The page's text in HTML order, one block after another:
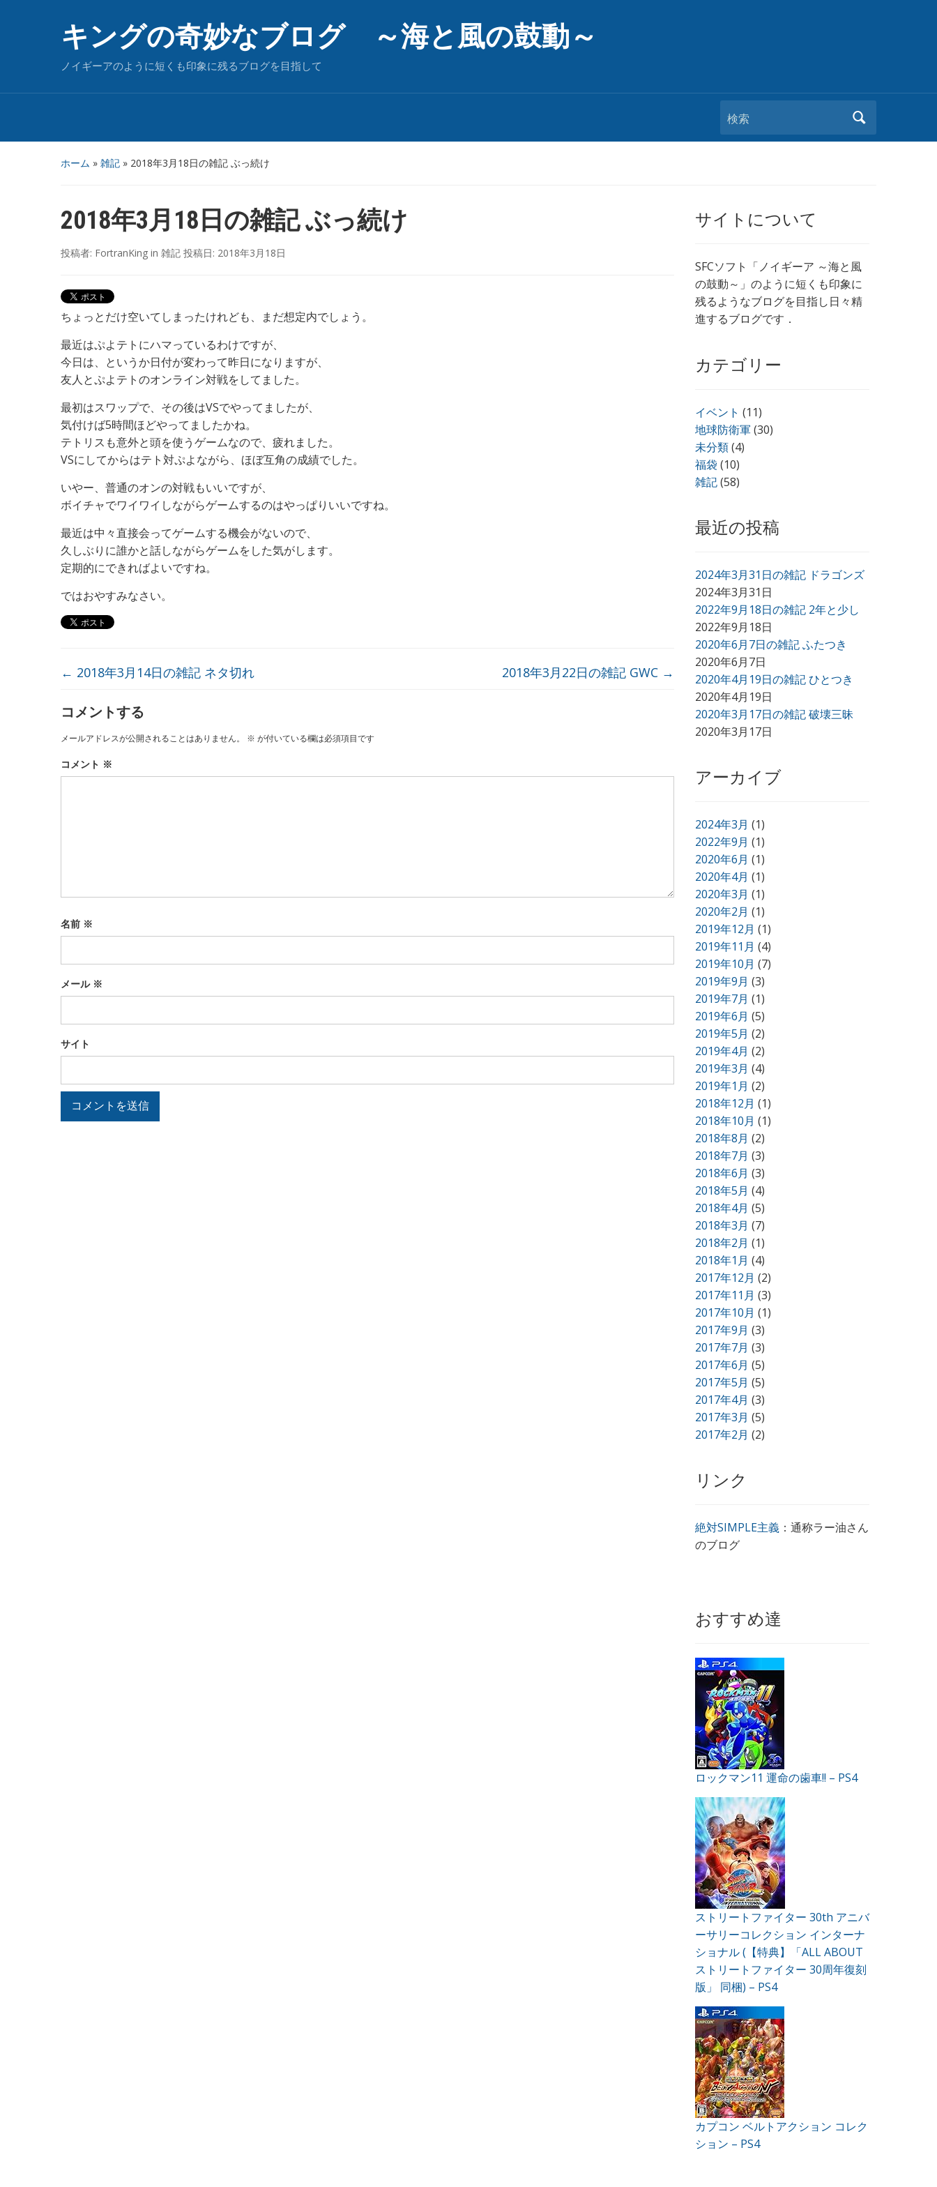
キングの奇妙なブログ ～海と風の鼓動～
ノイギーアのように短くも印象に残るブログを目指して
検索
ホーム » 雑記 » 2018年3月18日の雑記 ぶっ続け
2018年3月18日の雑記 ぶっ続け
投稿者: FortranKing in 雑記 投稿日: 2018年3月18日
ちょっとだけ空いてしまったけれども、まだ想定内でしょう。
最近はぷよテトにハマっているわけですが、
今日は、というか日付が変わって昨日になりますが、
友人とぷよテトのオンライン対戦をしてました。
最初はスワップで、その後はVSでやってましたが、
気付けば5時間ほどやってましたかね。
テトリスも意外と頭を使うゲームなので、疲れました。
VSにしてからはテト対ぷよながら、ほぼ互角の成績でした。
いやー、普通のオンの対戦もいいですが、
ボイチャでワイワイしながらゲームするのはやっぱりいいですね。
最近は中々直接会ってゲームする機会がないので、
久しぶりに誰かと話しながらゲームをした気がします。
定期的にできればよいですね。
ではおやすみなさい。
← 2018年3月14日の雑記 ネタ切れ 2018年3月22日の雑記 GWC →
コメントする
メールアドレスが公開されることはありません。 ※ が付いている欄は必須項目です
コメント ※
名前 ※
メール ※
サイト
サイトについて
SFCソフト「ノイギーア ～海と風
の鼓動～」のように短くも印象に
残るようなブログを目指し日々精
進するブログです．
カテゴリー
イベント (11)
地球防衛軍(30)
未分類(4)
福袋 (10)
雑記(58)
最近の投稿
2024年3月31日の雑記 ドラゴンズ
2024年3月31日
2022年9月18日の雑記 2年と少し
2022年9月18日
2020年6月7日の雑記 ふたつき
2020年6月7日
2020年4月19日の雑記 ひとつき
2020年4月19日
2020年3月17日の雑記 破壊三昧
2020年3月17日
アーカイブ
2024年3月 (1)
2022年9月 (1)
2020年6月 (1)
2020年4月 (1)
2020年3月 (1)
2020年2月 (1)
2019年12月 (1)
2019年11月 (4)
2019年10月 (7)
2019年9月 (3)
2019年7月 (1)
2019年6月 (5)
2019年5月 (2)
2019年4月 (2)
2019年3月 (4)
2019年1月 (2)
2018年12月 (1)
2018年10月 (1)
2018年8月 (2)
2018年7月 (3)
2018年6月 (3)
2018年5月 (4)
2018年4月 (5)
2018年3月 (7)
2018年2月 (1)
2018年1月 (4)
2017年12月 (2)
2017年11月 (3)
2017年10月 (1)
2017年9月 (3)
2017年7月 (3)
2017年6月 (5)
2017年5月 (5)
2017年4月 (3)
2017年3月 (5)
2017年2月 (2)
リンク
絶対SIMPLE主義 ：通称ラー油さん
のブログ
おすすめ達
ロックマン11 運命の歯車!! – PS4
ストリートファイター 30th アニバ
ーサリーコレクション インターナ
ショナル (【特典】「ALL ABOUT
ストリートファイター 30周年復刻
版」 同梱) – PS4
カプコン ベルトアクション コレク
ション – PS4